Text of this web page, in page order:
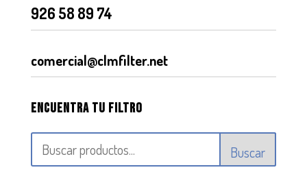
926 58 89 74
comercial@clmfilter.net
Encuentra tu filtro
Buscar